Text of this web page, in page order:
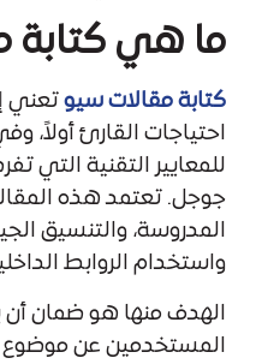
ما هي كتابة
كتابة مقالات سيوتعني
احتياجات القارئ
للمعايير التقنية التي
جوجل. تعتمد هذه
المدروسة، والتنسيق
واستخدام الروابط
الهدف منها هو ضمان
المستخدمين عن موضوع